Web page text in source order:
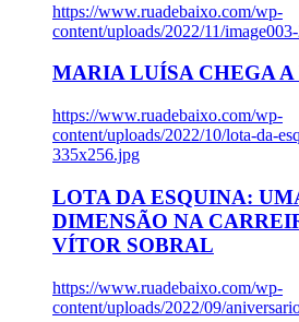
https://www.ruadebaixo.com/wp-
content/uploads/2022/11/
MARIA LUÍSA CHEGA A
https://www.ruadebaixo.com/wp-
content/uploads/2022/10/lota-da-
335x256.jpg
LOTA DA ESQUINA:
DIMENSÃO NA
VÍTOR SOBRAL
https://www.ruadebaixo.com/wp-
content/uploads/2022/09/